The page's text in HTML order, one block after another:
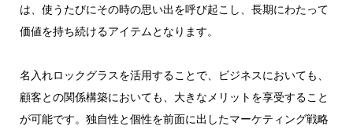
は、使うたびにその時の思い出を呼び起こし、長期にわたって
価値を持ち続けるアイテムとなります。
名入れロックグラスを活用することで、ビジネスにおいても、
顧客との関係構築においても、大きなメリットを享受すること
が可能です。独自性と個性を前面に出したマーケティング戦略